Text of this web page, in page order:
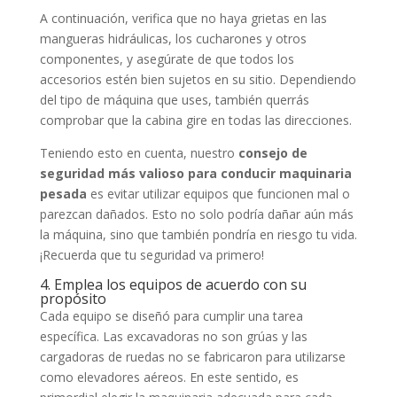
A continuación, verifica que no haya grietas en las
mangueras hidráulicas, los cucharones y otros
componentes, y asegúrate de que todos los
accesorios estén bien sujetos en su sitio. Dependiendo
del tipo de máquina que uses, también querrás
comprobar que la cabina gire en todas las direcciones.
Teniendo esto en cuenta, nuestro consejo de
seguridad más valioso para conducir maquinaria
pesada es evitar utilizar equipos que funcionen mal o
parezcan dañados. Esto no solo podría dañar aún más
la máquina, sino que también pondría en riesgo tu vida.
¡Recuerda que tu seguridad va primero!
4. Emplea los equipos de acuerdo con su
propósito
Cada equipo se diseñó para cumplir una tarea
específica. Las excavadoras no son grúas y las
cargadoras de ruedas no se fabricaron para utilizarse
como elevadores aéreos. En este sentido, es